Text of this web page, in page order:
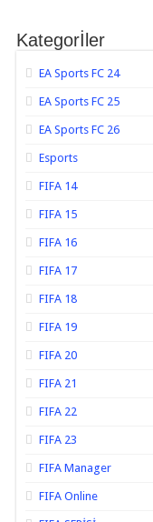
Kategorİler
EA Sports FC 24
EA Sports FC 25
EA Sports FC 26
Esports
FIFA 14
FIFA 15
FIFA 16
FIFA 17
FIFA 18
FIFA 19
FIFA 20
FIFA 21
FIFA 22
FIFA 23
FIFA Manager
FIFA Online